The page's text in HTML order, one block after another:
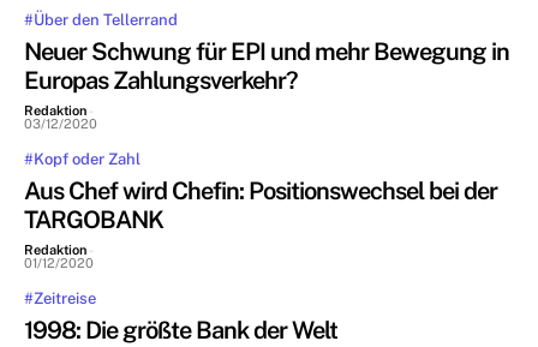
#Über den Tellerrand
Neuer Schwung für EPI und mehr Bewegung in
Europas Zahlungsverkehr?
Redaktion -
03/12/2020
#Kopf oder Zahl
Aus Chef wird Chefin: Positionswechsel bei der
TARGOBANK
Redaktion -
01/12/2020
#Zeitreise
1998: Die größte Bank der Welt